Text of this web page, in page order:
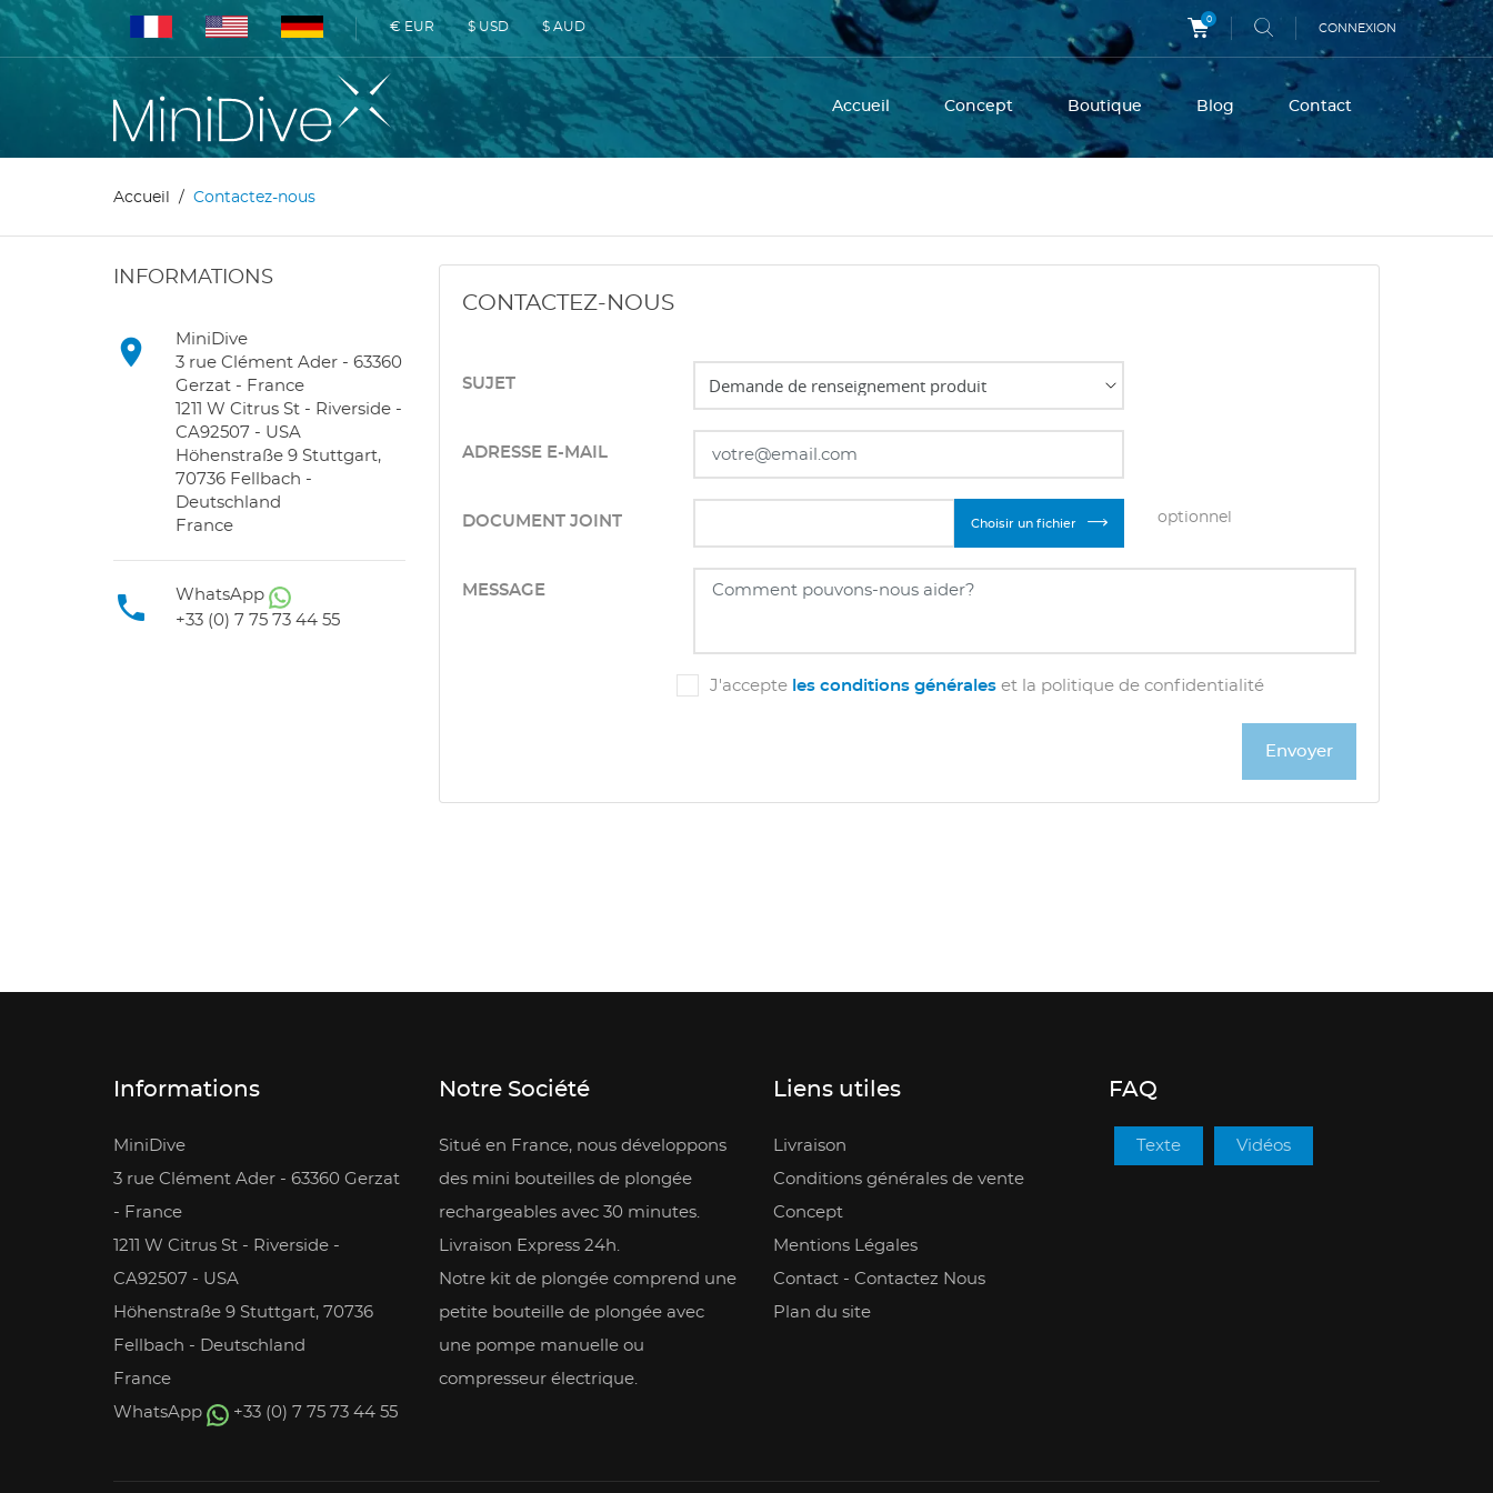
€ EUR $ USD $ AUD
0
CONNEXION
Accueil Concept Boutique Blog Contact
Accueil Contactez-nous
INFORMATIONS

MiniDive
3 rue Clément Ader - 63360
Gerzat - France
1211 W Citrus St - Riverside -
CA92507 - USA
Höhenstraße 9 Stuttgart,
70736 Fellbach -
Deutschland
France

WhatsApp
+33 (0) 7 75 73 44 55
CONTACTEZ-NOUS
SUJET
ADRESSE E-MAIL
DOCUMENT JOINT Choisir un fichier optionnel
MESSAGE
J'accepte les conditions générales et la politique de confidentialité
Informations
MiniDive
3 rue Clément Ader - 63360 Gerzat
- France
1211 W Citrus St - Riverside -
CA92507 - USA
Höhenstraße 9 Stuttgart, 70736
Fellbach - Deutschland
France
WhatsApp
+33 (0) 7 75 73 44 55
Notre Société
Situé en France, nous développons
des mini bouteilles de plongée
rechargeables avec 30 minutes.
Livraison Express 24h.
Notre kit de plongée comprend une
petite bouteille de plongée avec
une pompe manuelle ou
compresseur électrique.
Liens utiles
Livraison
Conditions générales de vente
Concept
Mentions Légales
Contact - Contactez Nous
Plan du site
FAQ
Texte Vidéos